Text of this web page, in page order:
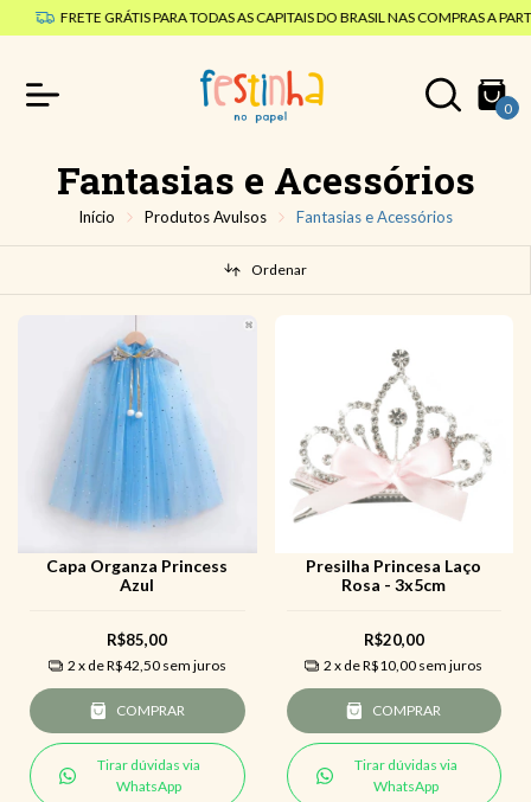
FRETE GRÁTIS PARA TODAS AS CAPITAIS DO BRASIL NAS COMPRAS A
0
Fantasias e Acessórios
Início Produtos Avulsos Fantasias e Acessórios
Ordenar
Capa Organza Princess
Azul
R$85,00
2 x deR$42,50 sem juros
COMPRAR
Tirar dúvidas via
WhatsApp
Presilha Princesa Laço
Rosa - 3x5cm
R$20,00
2 x deR$10,00 sem juros
COMPRAR
Tirar dúvidas via
WhatsApp